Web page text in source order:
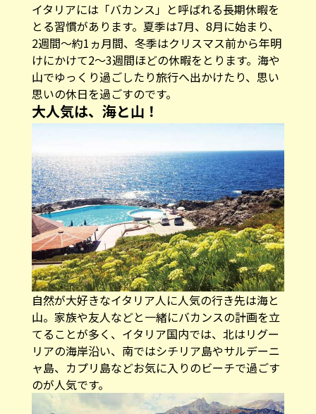
イタリアには「バカンス」と呼ばれる長期休暇を
とる習慣があります。夏季は7月、8月に始まり、
2週間〜約1ヵ月間、冬季はクリスマス前から年明
けにかけて2〜3週間ほどの休暇をとります。海や
山でゆっくり過ごしたり旅行へ出かけたり、思い
思いの休日を過ごすのです。
大人気は、海と山！
自然が大好きなイタリア人に人気の行き先は海と
山。家族や友人などと一緒にバカンスの計画を立
てることが多く、イタリア国内では、北はリグー
リアの海岸沿い、南ではシチリア島やサルデーニ
ャ島、カプリ島などお気に入りのビーチで過ごす
のが人気です。